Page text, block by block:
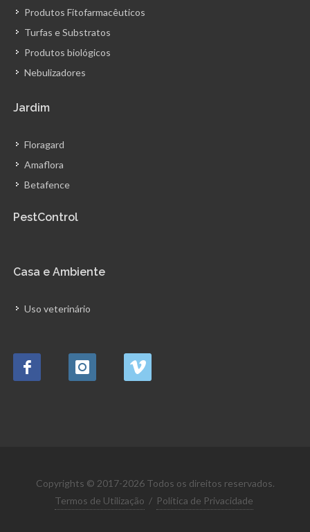
Produtos Fitofarmacêuticos
Turfas e Substratos
Produtos biológicos
Nebulizadores
Jardim
Floragard
Amaflora
Betafence
PestControl
Casa e Ambiente
Uso veterinário
Copyrights © 2017-2026 Todos os direitos reservados.
Termos de Utilização / Política de Privacidade